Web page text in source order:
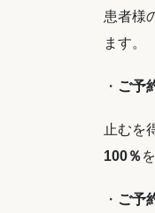
患者様
ます。
・ ご予
止むを
100％
・ ご予